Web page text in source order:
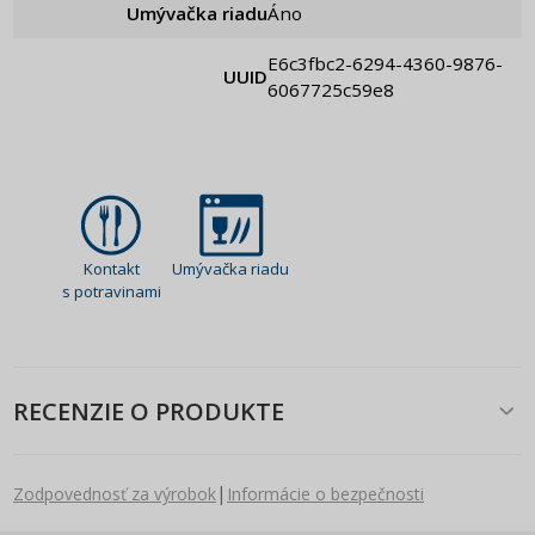
Umývačka riadu Áno
UUID
e6c3fbc2-6294-4360-9876-
6067725c59e8
Kontakt
s potravinami
Umývačka riadu
RECENZIE O PRODUKTE
Zodpovednosť za výrobok| Informácie o bezpečnosti